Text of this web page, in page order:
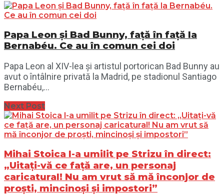
Papa Leon și Bad Bunny, față în față la
Bernabéu. Ce au în comun cei doi
Papa Leon al XIV-lea și artistul portorican Bad Bunny au
avut o întâlnire privată la Madrid, pe stadionul Santiago
Bernabéu,...
Next Post
Mihai Stoica l-a umilit pe Strizu în direct:
„Uitați-vă ce față are, un personaj
caricatural! Nu am vrut să mă înconjor de
proști, mincinoși și impostori”